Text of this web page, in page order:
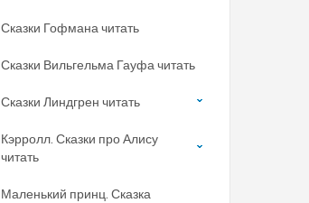
Сказки Гофмана читать
Сказки Вильгельма Гауфа читать
Сказки Линдгрен читать
Кэрролл. Сказки про Алису
читать
Маленький принц. Сказка